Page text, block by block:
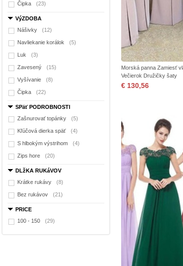
Čipka (23)
VýZDOBA
Nášivky
(12)
Navliekanie korálok (5)
Luk (3)
Zavesený (15)
Vyšívanie (8)
Čipka (22)
SPäť PODROBNOSTI
Zašnurovať topánky
(5)
Kľúčová dierka späť (4)
S hlbokým výstrihom (4)
Zips hore (20)
DLžKA RUKáVOV
Krátke rukávy
(8)
Bez rukávov (21)
PRICE
100 - 150
(29)
Morská panna Zamiesť
Večierok Družičky šaty
€ 130,56